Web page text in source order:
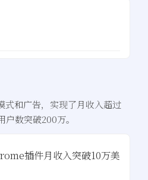
式和广告，实现了月收入超过
数突破200万。
插件月收入突破10万美